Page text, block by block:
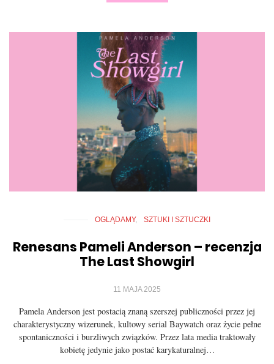
OGLĄDAMY SZTUKI I SZTUCZKI
Renesans Pameli Anderson – recenzja
The Last Showgirl
11 MAJA 2025
Pamela Anderson jest postacią znaną szerszej publiczności przez jej
charakterystyczny wizerunek, kultowy serial Baywatch oraz życie pełne
spontaniczności i burzliwych związków. Przez lata media traktowały
kobietę jedynie jako postać karykaturalnej…